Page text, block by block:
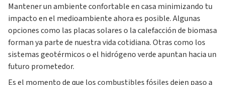
Mantener un ambiente confortable en casa minimizando tu
impacto en el medioambiente ahora es posible. Algunas
opciones como las placas solares o la calefacción de biomasa
forman ya parte de nuestra vida cotidiana. Otras como los
sistemas geotérmicos o el hidrógeno verde apuntan hacia un
futuro prometedor.
Es el momento de que loscombustibles fósilesdejen paso a